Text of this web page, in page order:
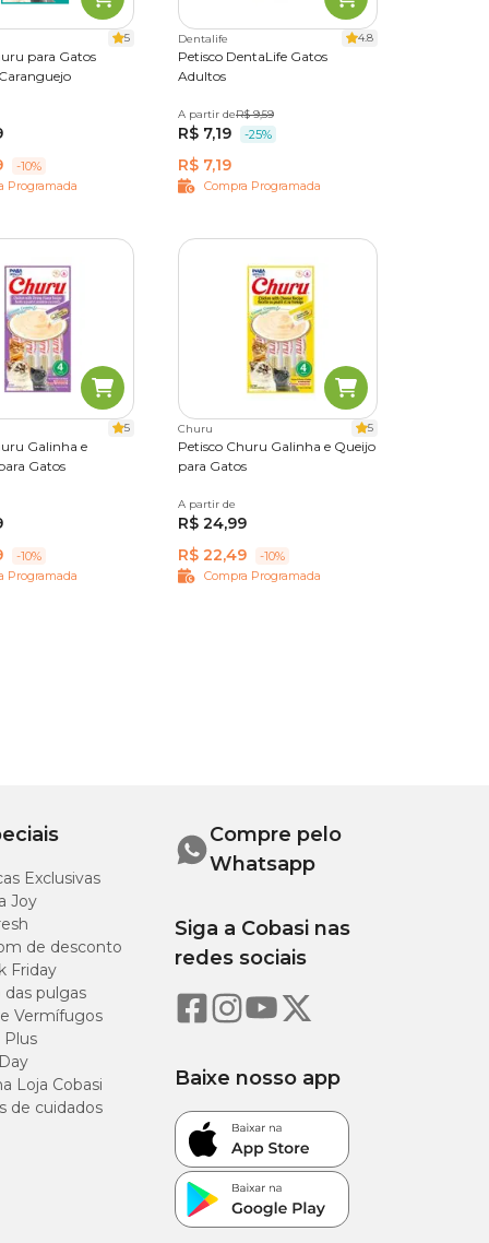
e
e o
a
de
5
para Gatos
-10%
Programada
Dentalife 4.8
Petisco DentaLife Gatos
Adultos
40 g
A partir deR$ 9,59
R$ 7,19 -25%
R$ 7,19
Compra Programada
5
Galinha e
Gatos
-10%
Programada
Churu 5
Petisco Churu Galinha e Queijo
para Gatos
56 g
A partir de
R$ 24,99
R$ 22,49
-10%
Compra Programada
Exclusivas
Joy
de desconto
Friday
das pulgas
Vermífugos
Plus
Loja Cobasi
de cuidados
Compre pelo
Whatsapp
Siga a Cobasi nas
redes sociais
Baixe nosso app